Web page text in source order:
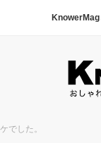
KnowerMag
でした。